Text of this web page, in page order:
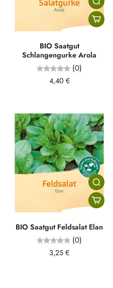
BIO Saatgut
Schlangengurke Arola
(0)
4,40 €
BIO Saatgut Feldsalat Elan
(0)
3,25 €